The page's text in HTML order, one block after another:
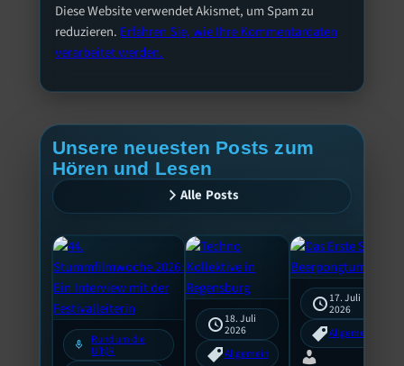
Diese Website verwendet Akismet, um Spam zu
reduzieren. Erfahren Sie, wie Ihre Kommentardaten
verarbeitet werden.
Unsere neuesten Posts zum
Hören und Lesen
Alle Posts
mic Rund um die
U(h)R
18. Juli
2026
Allgemein
17. Juli
2026
Allgemein